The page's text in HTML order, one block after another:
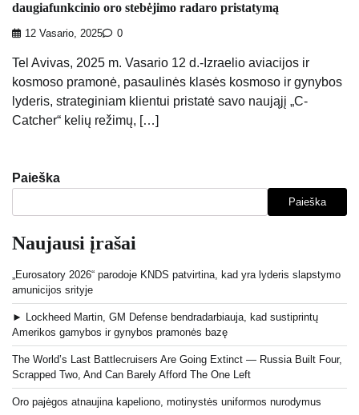
daugiafunkcinio oro stebėjimo radaro pristatymą
12 Vasario, 2025 0
Tel Avivas, 2025 m. Vasario 12 d.-Izraelio aviacijos ir
kosmoso pramonė, pasaulinės klasės kosmoso ir gynybos
lyderis, strateginiam klientui pristatė savo naująjį „C-
Catcher“ kelių režimų, […]
Paieška
Paieška
Naujausi įrašai
„Eurosatory 2026“ parodoje KNDS patvirtina, kad yra lyderis slapstymo
amunicijos srityje
► Lockheed Martin, GM Defense bendradarbiauja, kad sustiprintų
Amerikos gamybos ir gynybos pramonės bazę
The World’s Last Battlecruisers Are Going Extinct — Russia Built Four,
Scrapped Two, And Can Barely Afford The One Left
Oro pajėgos atnaujina kapeliono, motinystės uniformos nurodymus